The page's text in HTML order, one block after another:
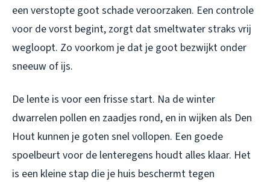
een verstopte goot schade veroorzaken. Een controle
voor de vorst begint, zorgt dat smeltwater straks vrij
wegloopt. Zo voorkom je dat je goot bezwijkt onder
sneeuw of ijs.
De lente is voor een frisse start. Na de winter
dwarrelen pollen en zaadjes rond, en in wijken als Den
Hout kunnen je goten snel vollopen. Een goede
spoelbeurt voor de lenteregens houdt alles klaar. Het
is een kleine stap die je huis beschermt tegen